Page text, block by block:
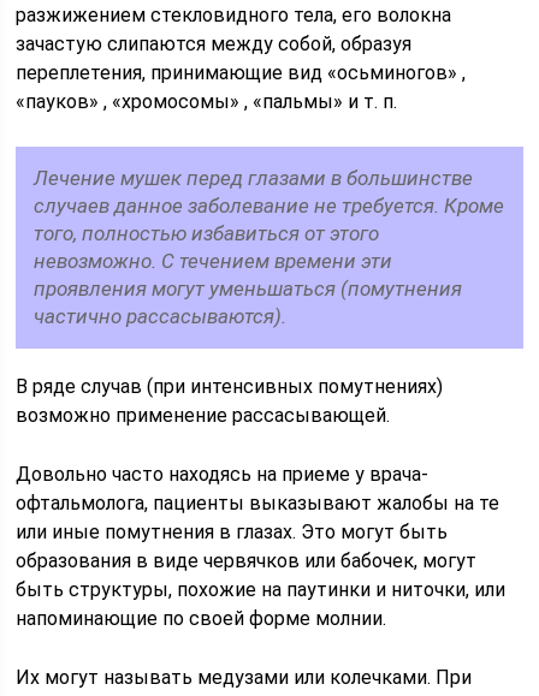
разжижением стекловидного тела, его волокна
зачастую слипаются между собой, образуя
переплетения, принимающие вид «осьминогов» ,
«пауков» , «хромосомы» , «пальмы» и т. п.
Лечение мушек перед глазами в большинстве
случаев данное заболевание не требуется. Кроме
того, полностью избавиться от этого
невозможно. С течением времени эти
проявления могут уменьшаться (помутнения
частично рассасываются).
В ряде случав (при интенсивных помутнениях)
возможно применение рассасывающей.
Довольно часто находясь на приеме у врача-
офтальмолога, пациенты выказывают жалобы на те
или иные помутнения в глазах. Это могут быть
образования в виде червячков или бабочек, могут
быть структуры, похожие на паутинки и ниточки, или
напоминающие по своей форме молнии.
Их могут называть медузами или колечками. При